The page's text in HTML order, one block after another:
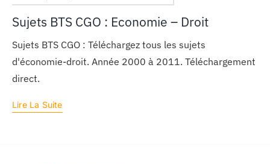
Sujets BTS CGO : Economie – Droit
Sujets BTS CGO : Téléchargez tous les sujets
d'économie-droit. Année 2000 à 2011. Téléchargement
direct.
Lire La Suite